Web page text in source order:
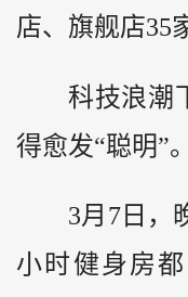
店、旗舰店35
科技浪潮
得愈发“聪明”。
3月7日，
小时健身房